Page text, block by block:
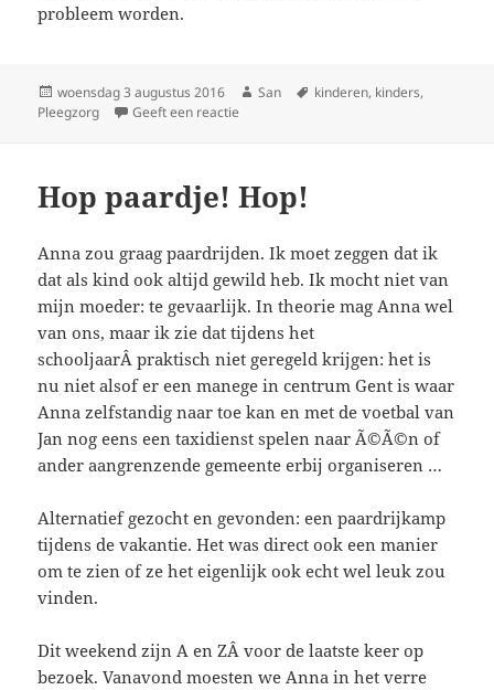
probleem worden.
Geplaatst
op
woensdag 3 augustus 2016 Auteur
San Tags
kinderen, kinders,
Pleegzorg
Geeft een reactie
Hop paardje! Hop!
Anna zou graag paardrijden. Ik moet zeggen dat ik
dat als kind ook altijd gewild heb. Ik mocht niet van
mijn moeder: te gevaarlijk. In theorie mag Anna wel
van ons, maar ik zie dat tijdens het
schooljaarÂ praktisch niet geregeld krijgen: het is
nu niet alsof er een manege in centrum Gent is waar
Anna zelfstandig naar toe kan en met de voetbal van
Jan nog eens een taxidienst spelen naar Ã©Ã©n of
ander aangrenzende gemeente erbij organiseren …
Alternatief gezocht en gevonden: een paardrijkamp
tijdens de vakantie. Het was direct ook een manier
om te zien of ze het eigenlijk ook echt wel leuk zou
vinden.
Dit weekend zijn A en ZÂ voor de laatste keer op
bezoek. Vanavond moesten we Anna in het verre